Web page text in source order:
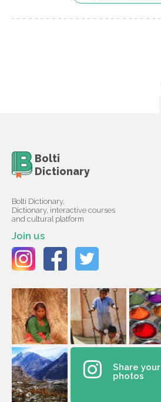
Bolti
Dictionary
Bolti Dictionary,
Dictionary, interactive courses
and cultural platform
Join us
Share your
photos